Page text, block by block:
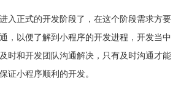
入正式的开发阶段了，在这个阶段需求方要
，以便了解到小程序的开发进程，开发当中
时和开发团队沟通解决，只有及时沟通才能
证小程序顺利的开发。